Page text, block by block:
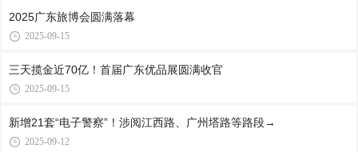
2025广东旅博会圆满落幕
2025-09-15
三天揽金近70亿！首届广东优品展圆满收官
2025-09-15
新增21套“电子警察”！涉阅江西路、广州塔路等路段→
2025-09-12